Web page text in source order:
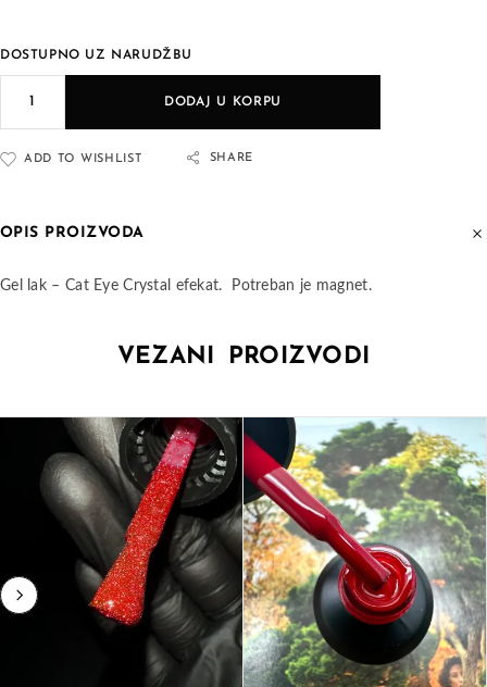
DOSTUPNO UZ NARUDŽBU
DODAJ U KORPU
ADD TO WISHLIST SHARE
OPIS PROIZVODA
Gel lak – Cat Eye Crystal efekat. Potreban je magnet.
VEZANI PROIZVODI